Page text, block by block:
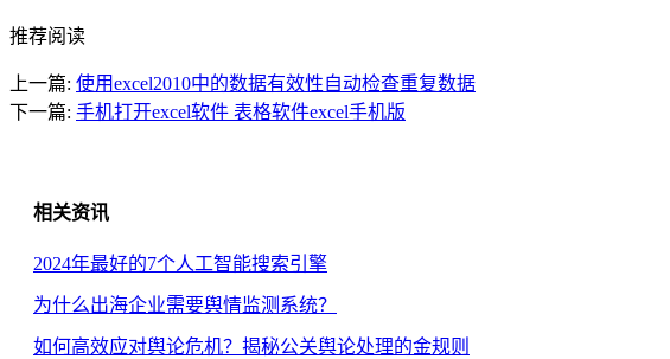
推荐阅读
上一篇: 使用excel2010中的数据有效性自动检查重复数据
下一篇: 手机打开excel软件 表格软件excel手机版
相关资讯
2024年最好的7个人工智能搜索引擎
为什么出海企业需要舆情监测系统？
如何高效应对舆论危机？揭秘公关舆论处理的金规则